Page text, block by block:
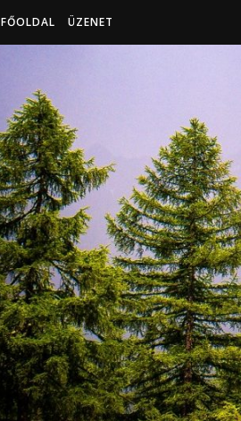
FŐOLDAL ÜZENET